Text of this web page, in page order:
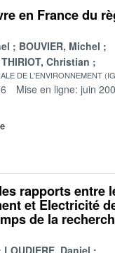
en France du
BOUVIER, Michel
THIRIOT, Christian
DE L'ENVIRONNEMENT
Mise en ligne: juin
rapports entre
et Electricité
de la
LOUDIERE, Daniel